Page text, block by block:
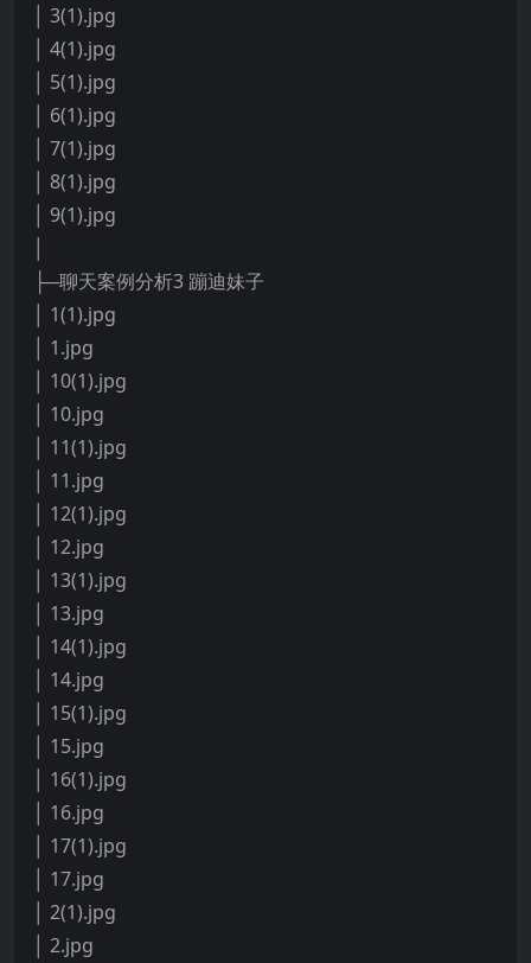
│ 3(1).jpg
│ 4(1).jpg
│ 5(1).jpg
│ 6(1).jpg
│ 7(1).jpg
│ 8(1).jpg
│ 9(1).jpg
├─聊天案例分析3 蹦迪妹子
│ 1(1).jpg
│ 1.jpg
│ 10(1).jpg
│ 10.jpg
│ 11(1).jpg
│ 11.jpg
│ 12(1).jpg
│ 12.jpg
│ 13(1).jpg
│ 13.jpg
│ 14(1).jpg
│ 14.jpg
│ 15(1).jpg
│ 15.jpg
│ 16(1).jpg
│ 16.jpg
│ 17(1).jpg
│ 17.jpg
│ 2(1).jpg
│ 2.jpg